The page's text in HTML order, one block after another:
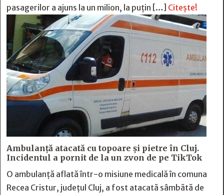
pasagerilor a ajuns la un milion, la puțin […] Citește!
Ambulanță atacată cu topoare și pietre în Cluj.
Incidentul a pornit de la un zvon de pe TikTok
O ambulanță aflată într-o misiune medicală în comuna
Recea Cristur, județul Cluj, a fost atacată sâmbătă de